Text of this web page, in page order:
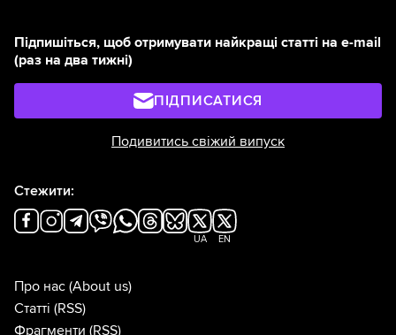
Підпишіться, щоб отримувати найкращі статті на e-mail
(раз на два тижні)
ПІДПИСАТИСЯ
Подивитись свіжий випуск
Стежити:
UA EN
Про нас (About us)
Статті (RSS)
Фрагменти (RSS)